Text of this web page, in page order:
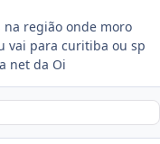
região onde moro
vai para curitiba ou sp
net da Oi